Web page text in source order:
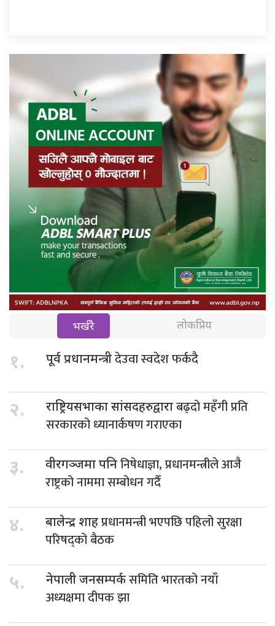
भर्खरै लोकप्रिय
१. पूर्व प्रधानमन्त्रीदेउवा स्वदेश फर्कदै
२. राष्ट्रियसभाका सांसदहरुद्वाराबढ्दो महँगी प्रति
सरकारको ध्यानार्कषण गराएका
३. वीरगञ्जमा पनिनिषेधाज्ञा, प्रधानमन्त्रीले आजै
राष्ट्रको नाममा सम्बोधन गर्दै
४. बालेन्द्र शाहप्रधानमन्त्री भएपछि पहिलो सुरक्षा
परिषद्को बैठक
५. नेपाली जनसम्पर्कसमिति भारतको नयाँ
अध्यक्षमा दीपक झा